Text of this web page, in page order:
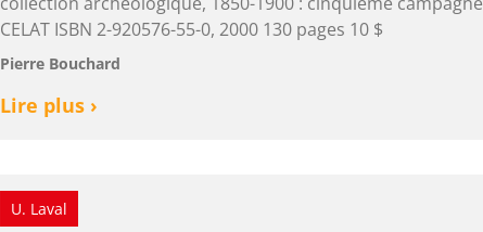
CELAT ISBN 2-920576-55-0, 2000 130 pages 10 $
Pierre Bouchard
Lire plus ›
U. Laval